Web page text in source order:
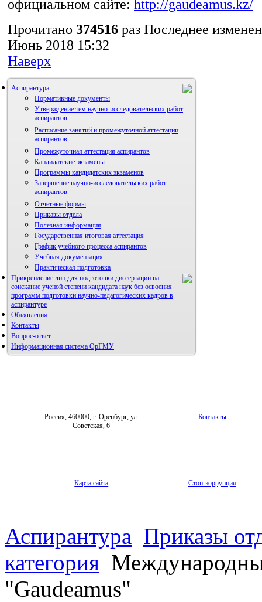
официальном сайте: http://gaudeamus.kz/
Прочитано 374516 раз Последнее
Июнь 2018 15:32
Наверх
Аспирантура
Нормативные документы
Утверждение тем научно-исследовательских работ
аспирантов
Расписание занятий и промежуточной аттестации
аспирантов
Промежуточная аттестация аспирантов
Кандидатские экзамены
Программы кандидатских экзаменов
Завершение научно-исследовательских работ
аспирантов
Отчетные формы
Приказы отдела
Полезная информация
Государственная итоговая аттестация
График учебного процесса аспирантов
Учебная документация
Практическая подготовка
Прикрепление лиц для подготовки диссертации на
соискание ученой степени кандидата наук без освоения
программ подготовки научно-педагогических кадров в
аспирантуре
Объявления
Контакты
Вопрос-ответ
Информационная система ОрГМУ
Россия, 460000, г. Оренбург, ул.
Советская, 6
Контакты
Карта сайта Стоп-коррупция
Аспирантура Приказы
категория
"Gaudeamus"